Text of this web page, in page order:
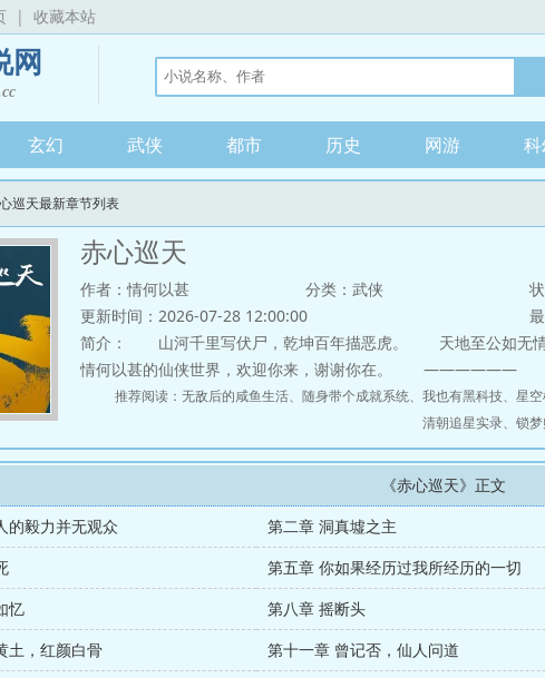
| 收藏本站
网
玄幻 武侠 都市 历史 网游
巡天最新章节列表
赤心巡天
作者：情何以甚 分类：武侠
更新时间：2026-07-28 12:00:00
简介：
山河千里写伏尸，乾坤百年描恶虎。 天地至
情何以甚的仙侠世界，欢迎你来，谢谢你在。 —————— 赤
推荐阅读： 无敌后的咸鱼生活、 随身带个成就系统、 我也有黑科技、 星
清朝追星实录、 锁
《赤心巡天》正文
的毅力并无观众
第二章 洞真墟之主
第五章 你如果经历过我所经历的一切
忆
第八章 摇断头
土，红颜白骨
第十一章 曾记否，仙人问道